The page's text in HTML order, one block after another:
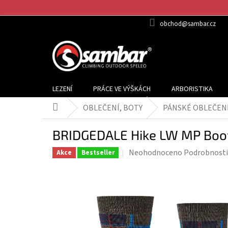
na
obchod@sambar.cz
LEZENÍ PRÁCE VE VÝŠKÁCH ARBORISTIKA
Domů OBLEČENÍ, BOTY PÁNSKÉ
BRIDGEDALE Hike LW MP
Akce Bestseller
Průměrné
0,0
z
5
Neohodnoceno